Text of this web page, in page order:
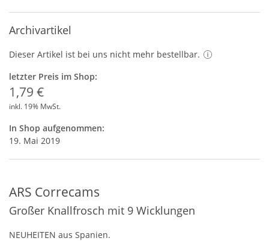
Archivartikel
Dieser Artikel ist bei uns nicht mehr bestellbar.
letzter Preis im Shop:
1,79 €
inkl. 19% MwSt.
In Shop aufgenommen:
19. Mai 2019
ARS Correcams
Großer Knallfrosch mit 9 Wicklungen
NEUHEITEN aus Spanien.